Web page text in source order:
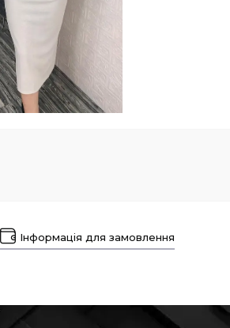
Інформація для замовлення